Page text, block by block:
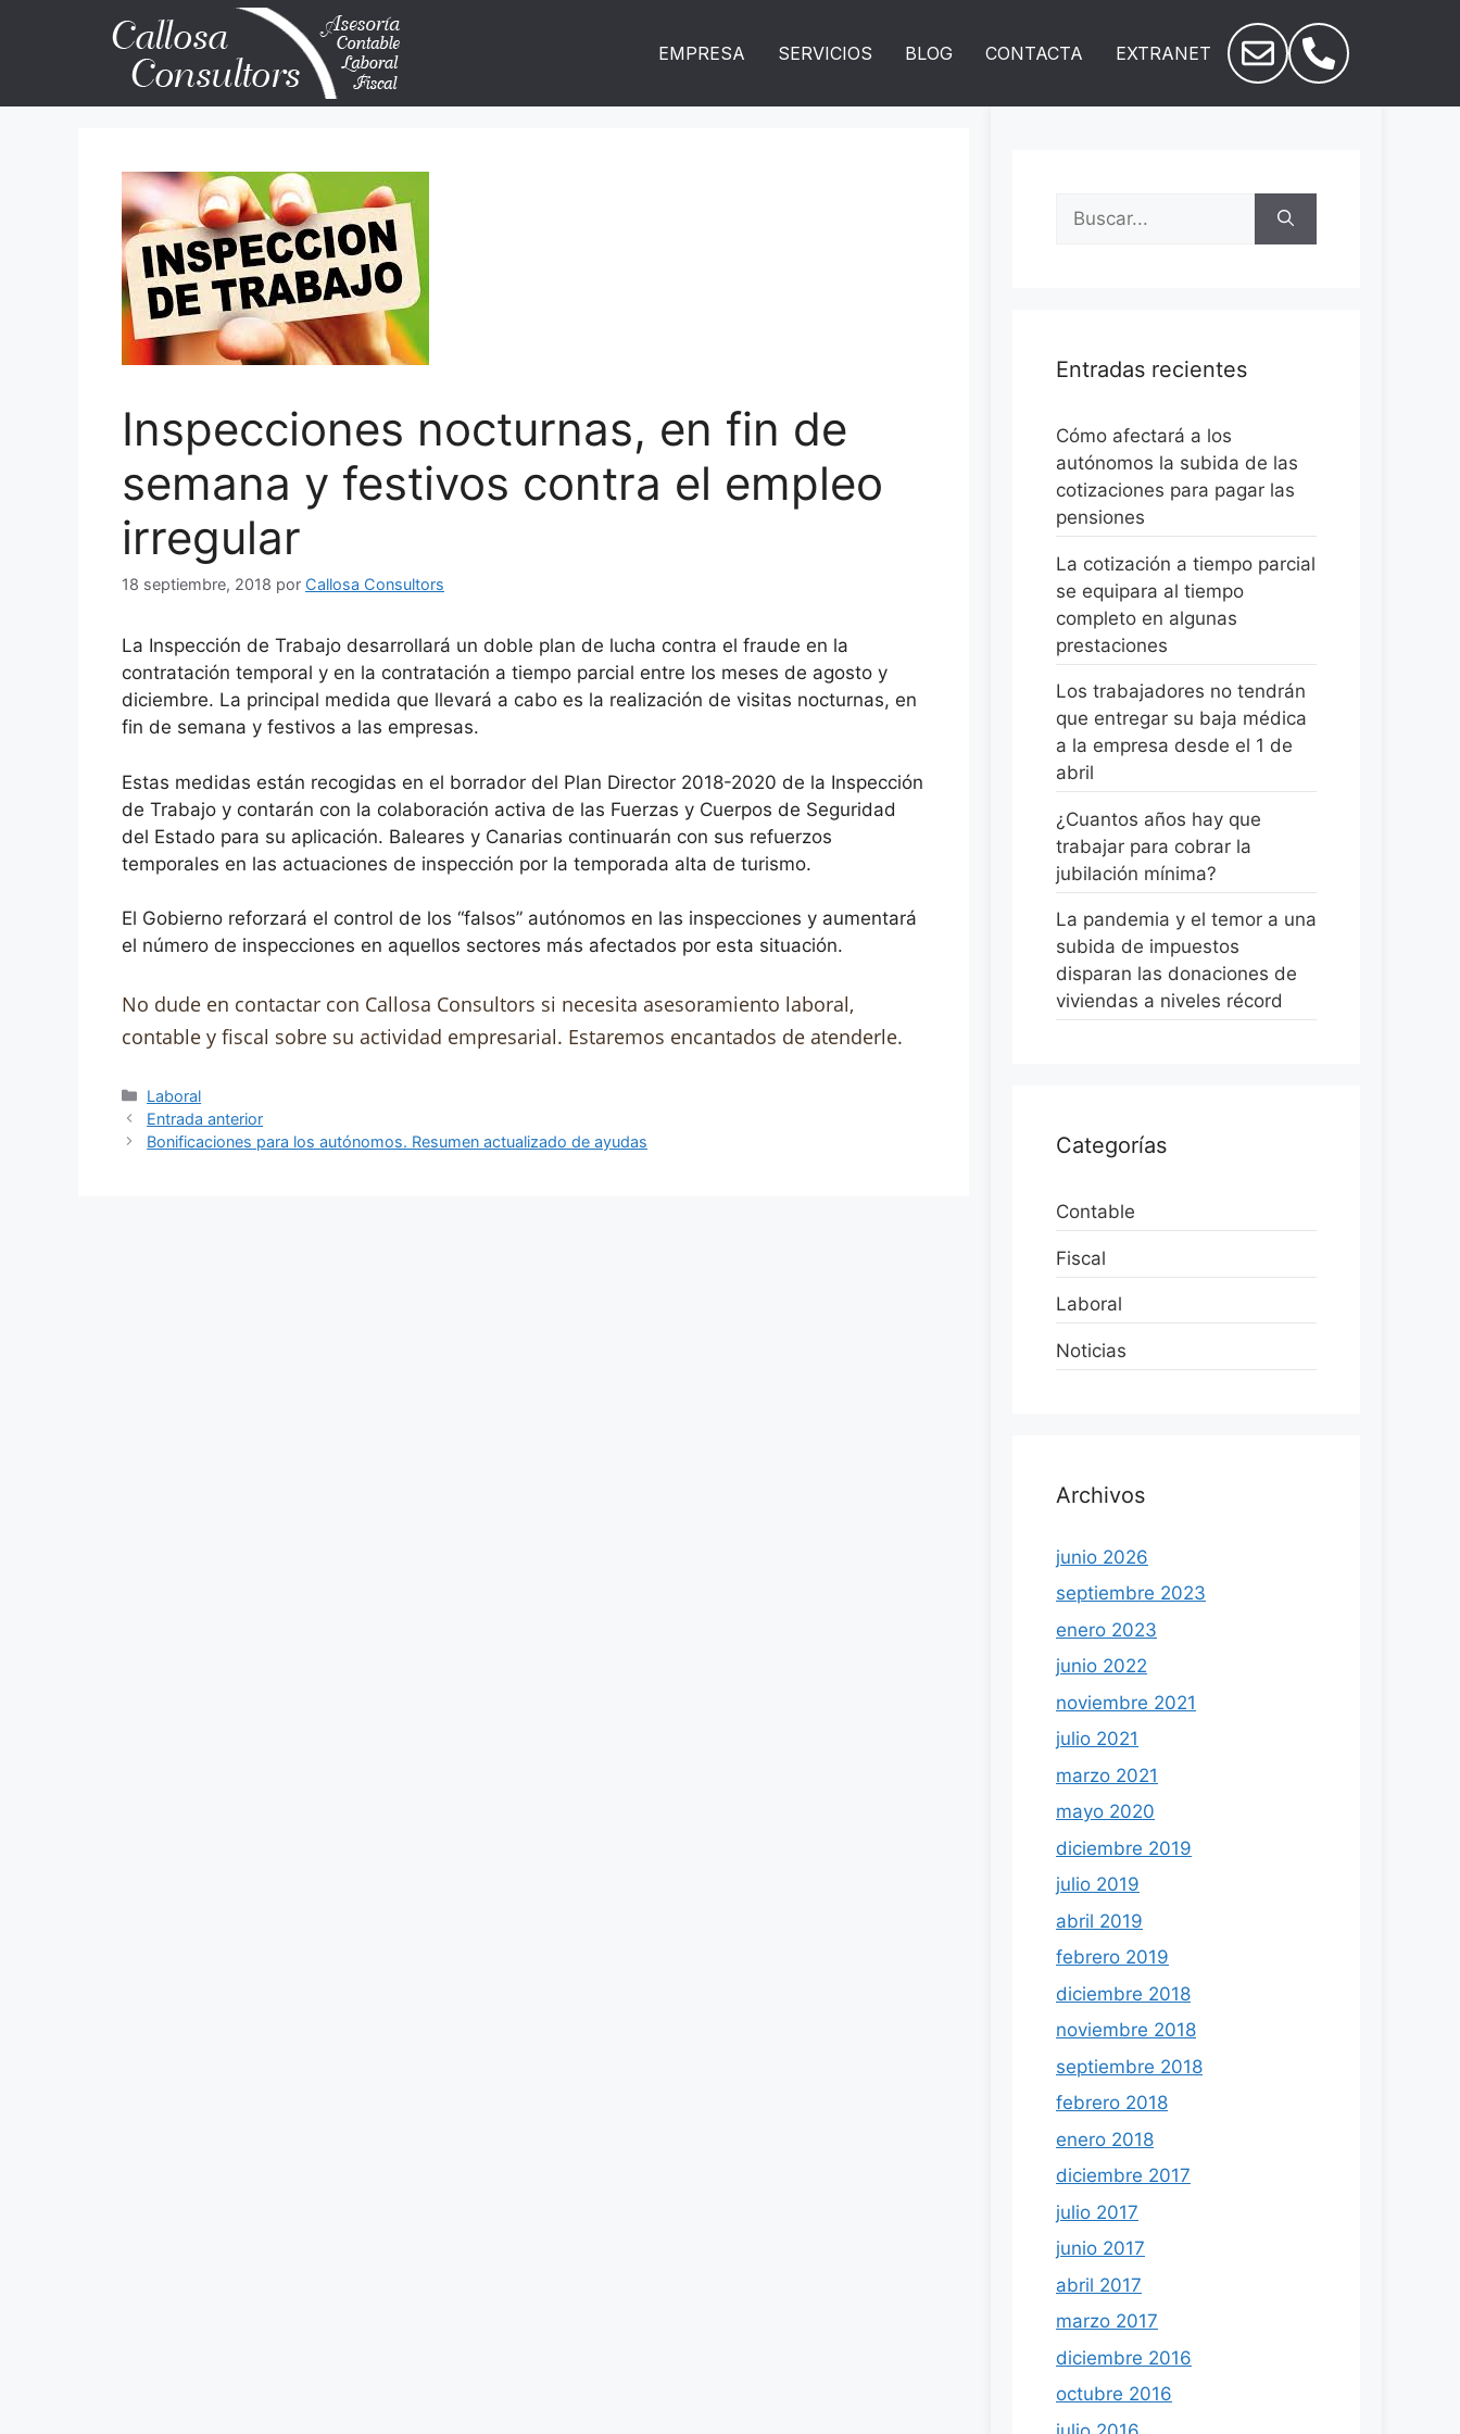
EMPRESA SERVICIOS BLOG CONTACTA EXTRANET
Inspecciones nocturnas, en fin de
semana y festivos contra el empleo
irregular
18 septiembre, 2018 por Callosa Consultors
La Inspección de Trabajo desarrollará un doble plan de lucha contra el fraude en la
contratación temporal y en la contratación a tiempo parcial entre los meses de agosto y
diciembre. La principal medida que llevará a cabo es la realización de visitas nocturnas, en
fin de semana y festivos a las empresas.
Estas medidas están recogidas en el borrador del Plan Director 2018-2020 de la Inspección
de Trabajo y contarán con la colaboración activa de las Fuerzas y Cuerpos de Seguridad
del Estado para su aplicación. Baleares y Canarias continuarán con sus refuerzos
temporales en las actuaciones de inspección por la temporada alta de turismo.
El Gobierno reforzará el control de los “falsos” autónomos en las inspecciones y aumentará
el número de inspecciones en aquellos sectores más afectados por esta situación.
No dude en contactar con Callosa Consultors si necesita asesoramiento laboral,
contable y fiscal sobre su actividad empresarial. Estaremos encantados de atenderle.
Laboral
Entrada anterior
Bonificaciones para los autónomos. Resumen actualizado de ayudas
Entradas recientes
Cómo afectará a los
autónomos la subida de las
cotizaciones para pagar las
pensiones
La cotización a tiempo parcial
se equipara al tiempo
completo en algunas
prestaciones
Los trabajadores no tendrán
que entregar su baja médica
a la empresa desde el 1 de
abril
¿Cuantos años hay que
trabajar para cobrar la
jubilación mínima?
La pandemia y el temor a una
subida de impuestos
disparan las donaciones de
viviendas a niveles récord
Categorías
Contable
Fiscal
Laboral
Noticias
Archivos
junio 2026
septiembre 2023
enero 2023
junio 2022
noviembre 2021
julio 2021
marzo 2021
mayo 2020
diciembre 2019
julio 2019
abril 2019
febrero 2019
diciembre 2018
noviembre 2018
septiembre 2018
febrero 2018
enero 2018
diciembre 2017
julio 2017
junio 2017
abril 2017
marzo 2017
diciembre 2016
octubre 2016